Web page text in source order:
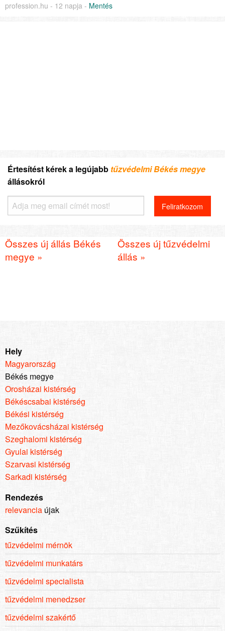
profession.hu - 12 napja - Mentés
Értesítést kérek a legújabb tűzvédelmi Békés megye
állásokról
Összes új állás Békés
megye »
Összes új tűzvédelmi
állás »
Hely
Magyarország
Békés megye
Orosházai kistérség
Békéscsabai kistérség
Békési kistérség
Mezőkovácsházai kistérség
Szeghalomi kistérség
Gyulai kistérség
Szarvasi kistérség
Sarkadi kistérség
Rendezés
relevancia újak
Szűkítés
tűzvédelmi mérnök
tűzvédelmi munkatárs
tűzvédelmi specialista
tűzvédelmi menedzser
tűzvédelmi szakértő